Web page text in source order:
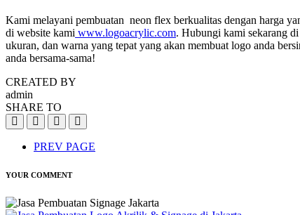
Kami melayani pembuatan neon flex berkualitas dengan harga
di website kami www.logoacrylic.com. Hubungi kami sekarang
ukuran, dan warna yang tepat yang akan membuat logo anda
anda bersama-sama!
CREATED BY
admin
SHARE TO
PREV PAGE
YOUR COMMENT